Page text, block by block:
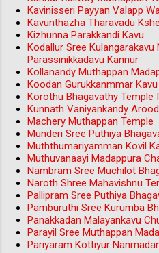
Kavinisseri Payyan Valapp
Kavunthazha Tharavadu
Kizhunna Parakkandi Kavu
Kodallur Sree
Parassinikkadavu Kannur
Kollanandy Muthappan
Koodan Gurukkanmmar
Korothu Bhagavathy Temple
Kunnath Vaniyankandy
Machery Muthappan Temple
Munderi Sree Puthiya
Muththumariyamman Kovil
Muthuvanaayi Madappura
Nambram Sree Muchilot
Naroth Shree Mahavishnu
Pallipram Sree Puthiya
Pamburuthi Sree Kurumba
Panakkadan Malayankavu
Parayil Sree Muthappan
Pariyaram Kottiyur